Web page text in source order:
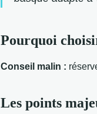
Pourquoi
Conseil malin :
Les points